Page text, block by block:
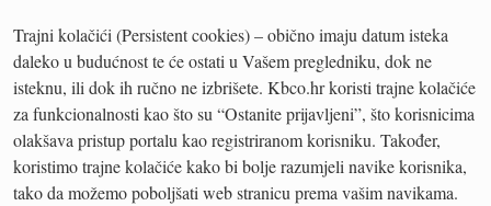
Trajni kolačići (Persistent cookies) – obično imaju datum isteka
daleko u budućnost te će ostati u Vašem pregledniku, dok ne
isteknu, ili dok ih ručno ne izbrišete. Kbco.hr koristi trajne kolačiće
za funkcionalnosti kao što su “Ostanite prijavljeni”, što korisnicima
olakšava pristup portalu kao registriranom korisniku. Također,
koristimo trajne kolačiće kako bi bolje razumjeli navike korisnika,
tako da možemo poboljšati web stranicu prema vašim navikama.